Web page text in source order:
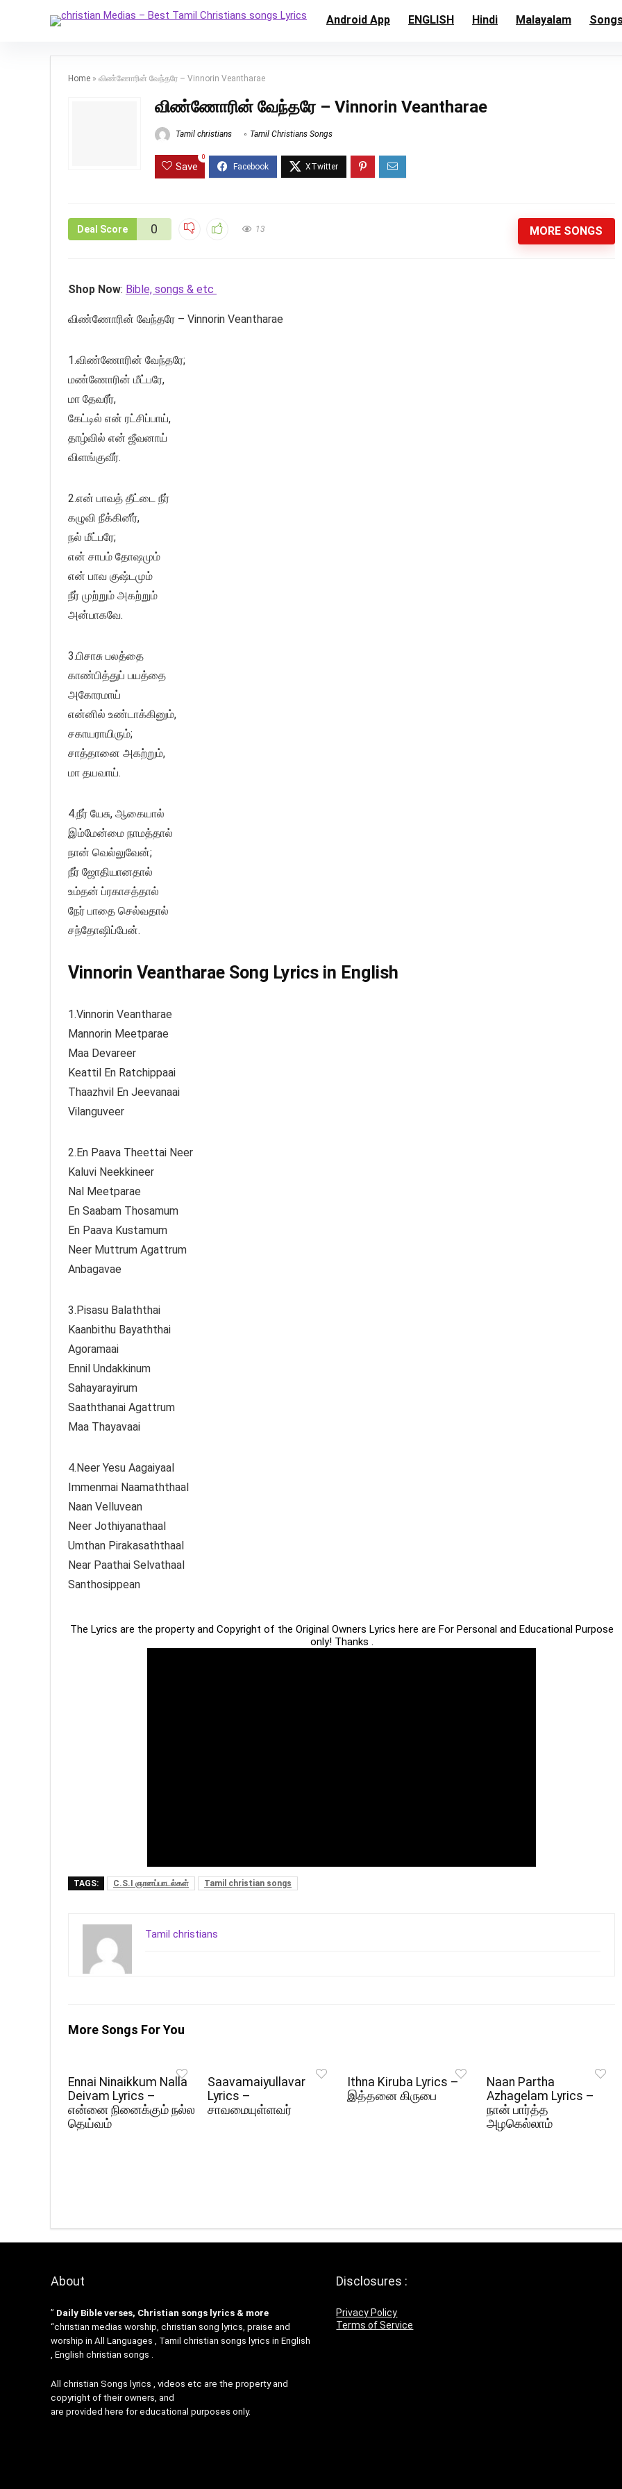
Android App ENGLISH Hindi Malayalam
Home » விண்ணோரின் வேந்தரே – Vinnorin Veantharae
விண்ணோரின் வேந்தரே – Vinnorin Veantharae
Tamil christians Tamil Christians Songs
Save
0
Deal Score 0 13 MORE SONGS
Shop Now: Bible, songs & etc
விண்ணோரின் வேந்தரே – Vinnorin Veantharae
1.விண்ணோரின் வேந்தரே;
மண்ணோரின் மீட்பரே,
மா தேவரீர்,
கேட்டில் என் ரட்சிப்பாய்,
தாழ்வில் என் ஜீவனாய்
விளங்குவீர்.
2.என் பாவத் தீட்டை நீர்
கழுவி நீக்கினீர்,
நல் மீட்பரே;
என் சாபம் தோஷமும்
என் பாவ குஷ்டமும்
நீர் முற்றும் அகற்றும்
அன்பாகவே.
3.பிசாசு பலத்தை
காண்பித்துப் பயத்தை
அகோரமாய்
என்னில் உண்டாக்கினும்,
சகாயராயிரும்;
சாத்தானை அகற்றும்,
மா தயவாய்.
4.நீர் யேசு, ஆகையால்
இம்மேன்மை நாமத்தால்
நான் வெல்லுவேன்;
நீர் ஜோதியானதால்
உம்தன் ப்ரகாசத்தால்
நேர் பாதை செல்வதால்
சந்தோஷிப்பேன்.
Vinnorin Veantharae Song Lyrics in English
1.Vinnorin Veantharae
Mannorin Meetparae
Maa Devareer
Keattil En Ratchippaai
Thaazhvil En Jeevanaai
Vilanguveer
2.En Paava Theettai Neer
Kaluvi Neekkineer
Nal Meetparae
En Saabam Thosamum
En Paava Kustamum
Neer Muttrum Agattrum
Anbagavae
3.Pisasu Balaththai
Kaanbithu Bayaththai
Agoramaai
Ennil Undakkinum
Sahayarayirum
Saaththanai Agattrum
Maa Thayavaai
4.Neer Yesu Aagaiyaal
Immenmai Naamaththaal
Naan Velluvean
Neer Jothiyanathaal
Umthan Pirakasaththaal
Near Paathai Selvathaal
Santhosippean
The Lyrics are the property and Copyright of the Original Owners Lyrics here are For Personal and Educational Purpose
only! Thanks .
TAGS: C.S.I ஞானப்பாடல்கள் Tamil christian songs
Tamil christians
More Songs For You
Ennai Ninaikkum Nalla
Deivam Lyrics –
என்னை நினைக்கும் நல்ல
தெய்வம்
Saavamaiyullavar
Lyrics –
சாவமையுள்ளவர்
Ithna Kiruba Lyrics –
இத்தனை கிருபை
Naan Partha
Azhagelam Lyrics –
நான் பார்த்த
அழகெல்லாம்
About
” Daily Bible verses, Christian songs lyrics & more
“christian medias worship, christian song lyrics, praise and
worship in All Languages , Tamil christian songs lyrics in English
, English christian songs .
All christian Songs lyrics , videos etc are the property and
copyright of their owners, and
are provided here for educational purposes only.
Disclosures :
Privacy Policy
Terms of Service